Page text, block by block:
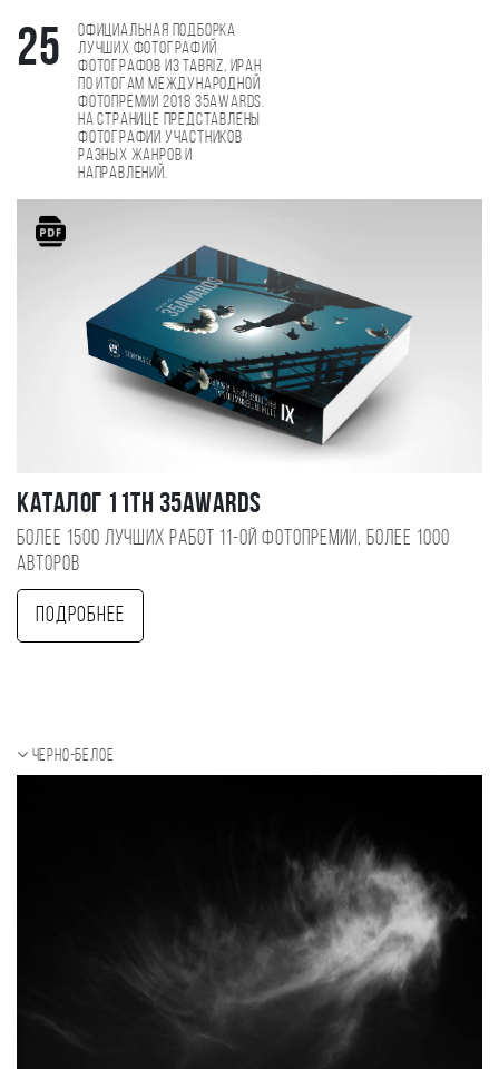
25
Официальная подборка
лучших фотографий
фотографов из Tabriz, Иран
по итогам международной
фотопремии 2018 35AWARDS.
На странице представлены
фотографии участников
разных жанров и
направлений.
Каталог 11TH 35AWARDS
Более 1500 лучших работ 11-ой фотопремии, более 1000
авторов
Подробнее
Черно-белое